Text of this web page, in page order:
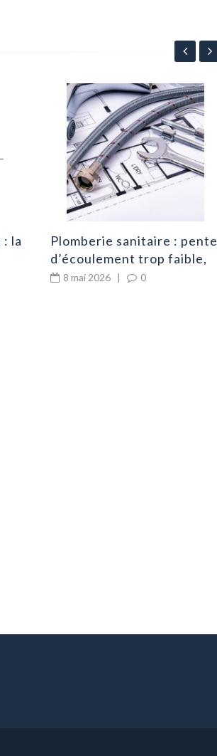
la
le
Plomberie sanitaire : pente
d’écoulement trop faible,
risques de bouchons à
8 mai 2026 | 0